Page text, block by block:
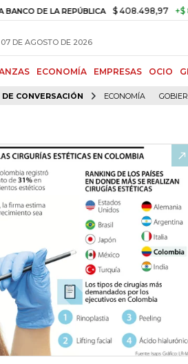
LA REPÚBLICA $ 408.498,97 +$ 8.753,81
DE AGOSTO DE 2026
ECONOMÍA EMPRESAS OCIO
CONVERSACIÓN ECONOMÍA